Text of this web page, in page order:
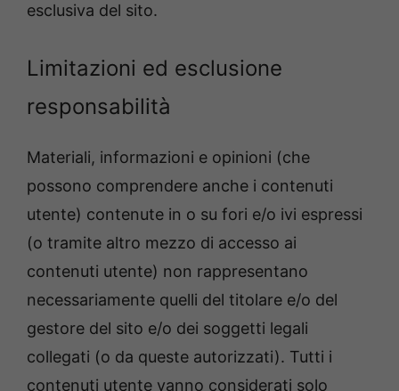
esclusiva del sito.
Limitazioni ed esclusione
responsabilità
Materiali, informazioni e opinioni (che
possono comprendere anche i contenuti
utente) contenute in o su fori e/o ivi espressi
(o tramite altro mezzo di accesso ai
contenuti utente) non rappresentano
necessariamente quelli del titolare e/o del
gestore del sito e/o dei soggetti legali
collegati (o da queste autorizzati). Tutti i
contenuti utente vanno considerati solo